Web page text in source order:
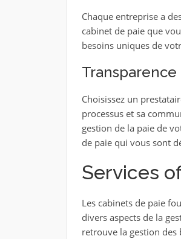
Chaque entreprise a
cabinet de paie que
besoins uniques de
Choisissez un
processus et sa
gestion de la paie de
de paie qui vous sont
Services
Les cabinets de paie
divers aspects de la
retrouve la gestion des